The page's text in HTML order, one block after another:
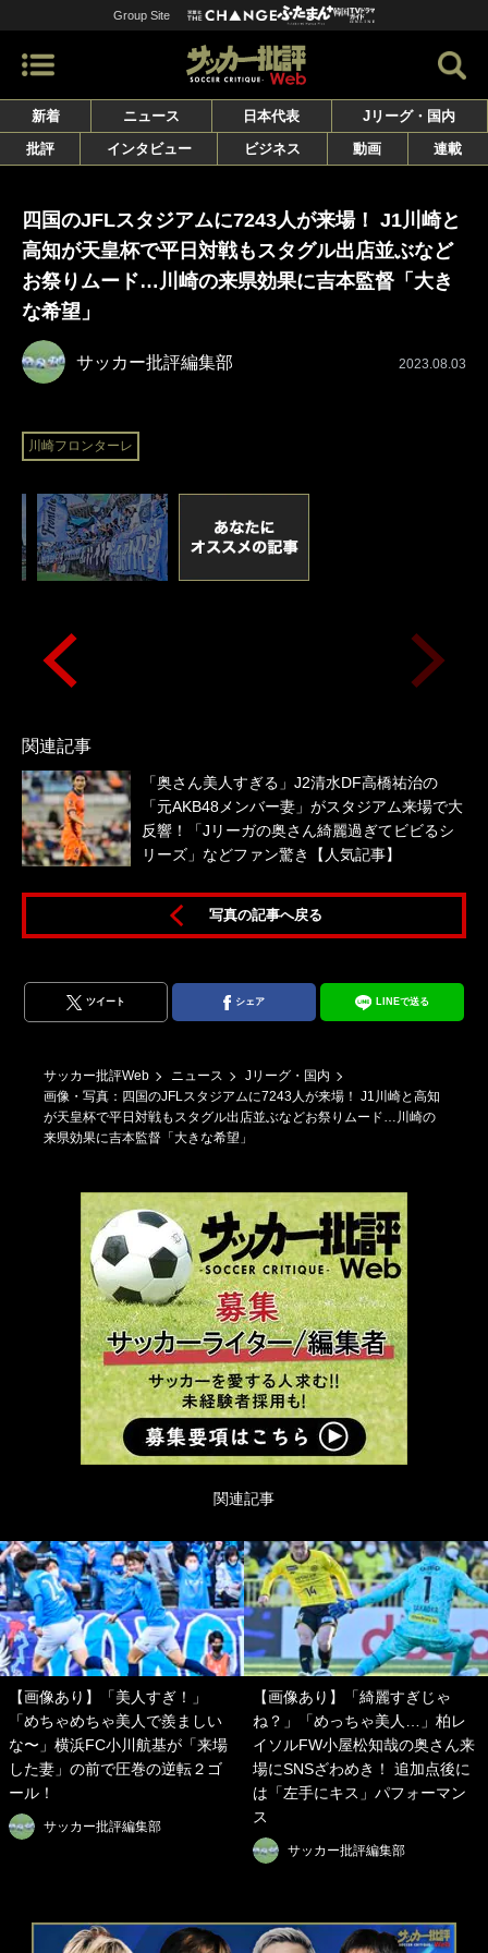
Group Site
新着 ニュース 日本代表
Jリーグ・国内
批評
インタビュー ビジネス 動画 連載
四国のJFLスタジアムに7243人が来場！ J1川崎と
高知が天皇杯で平日対戦もスタグル出店並ぶなど
お祭りムード…川崎の来県効果に吉本監督「大き
な希望」
サッカー批評編集部 2023.08.03
川崎フロンターレ
関連記事
「奥さん美人すぎる」J2清水DF高橋祐治の
「元AKB48メンバー妻」がスタジアム来場で大
反響！「Jリーガの奥さん綺麗過ぎてビビるシ
リーズ」などファン驚き【人気記事】
写真の記事へ戻る
ツイート シェア LINEで送る
サッカー批評Web ニュース
Jリーグ・国内
画像・写真：四国のJFLスタジアムに7243人が来場！ J1川崎と高知
が天皇杯で平日対戦もスタグル出店並ぶなどお祭りムード…川崎の
来県効果に吉本監督「大きな希望」
関連記事
【画像あり】「美人すぎ！」
「めちゃめちゃ美人で羨ましい
な〜」横浜FC小川航基が「来場
した妻」の前で圧巻の逆転２ゴ
ール！
サッカー批評編集部
【画像あり】「綺麗すぎじゃ
ね？」「めっちゃ美人…」柏レ
イソルFW小屋松知哉の奥さん来
場にSNSざわめき！ 追加点後に
は「左手にキス」パフォーマン
ス
サッカー批評編集部